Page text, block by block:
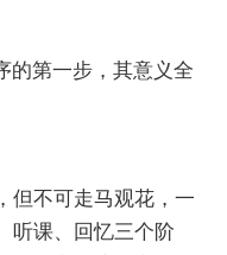
第一步，其意义全
不可走马观花，一
听课、回忆三个阶